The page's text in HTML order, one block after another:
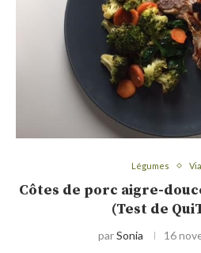
Légumes
Côtes de porc aigre-
(Test de
parSonia 16